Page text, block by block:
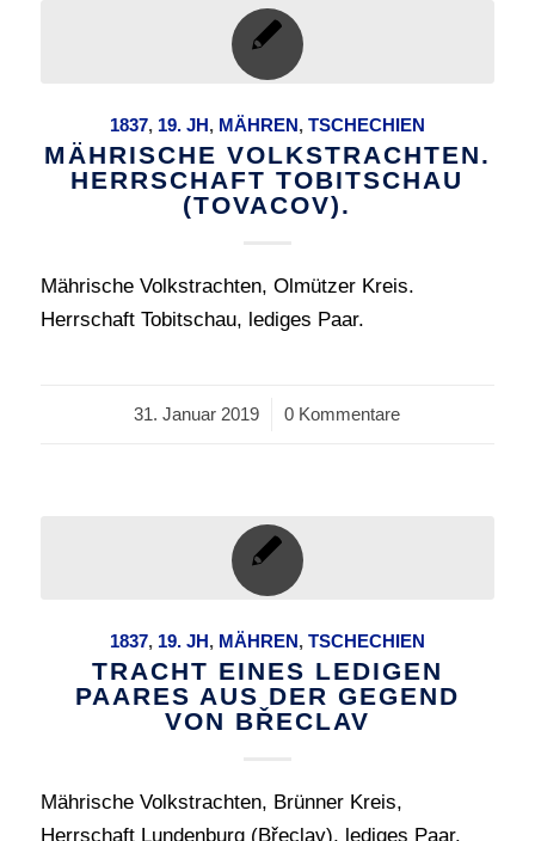
1837, 19. JH, MÄHREN, TSCHECHIEN
MÄHRISCHE VOLKSTRACHTEN.
HERRSCHAFT TOBITSCHAU
(TOVACOV).
Mährische Volkstrachten, Olmützer Kreis.
Herrschaft Tobitschau, lediges Paar.
31. Januar 2019
/ 0 Kommentare
1837, 19. JH, MÄHREN, TSCHECHIEN
TRACHT EINES LEDIGEN
PAARES AUS DER GEGEND
VON BŘECLAV
Mährische Volkstrachten, Brünner Kreis,
Herrschaft Lundenburg (Břeclav), lediges Paar.